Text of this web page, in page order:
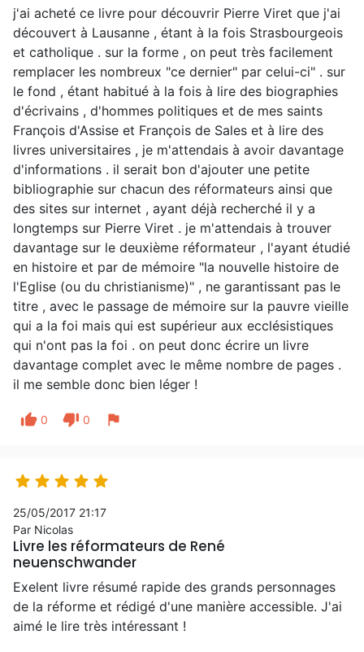
j'ai acheté ce livre pour découvrir Pierre Viret que j'ai
découvert à Lausanne , étant à la fois Strasbourgeois
et catholique . sur la forme , on peut très facilement
remplacer les nombreux "ce dernier" par celui-ci" . sur
le fond , étant habitué à la fois à lire des biographies
d'écrivains , d'hommes politiques et de mes saints
François d'Assise et François de Sales et à lire des
livres universitaires , je m'attendais à avoir davantage
d'informations . il serait bon d'ajouter une petite
bibliographie sur chacun des réformateurs ainsi que
des sites sur internet , ayant déjà recherché il y a
longtemps sur Pierre Viret . je m'attendais à trouver
davantage sur le deuxième réformateur , l'ayant étudié
en histoire et par de mémoire "la nouvelle histoire de
l'Eglise (ou du christianisme)" , ne garantissant pas le
titre , avec le passage de mémoire sur la pauvre vieille
qui a la foi mais qui est supérieur aux ecclésistiques
qui n'ont pas la foi . on peut donc écrire un livre
davantage complet avec le même nombre de pages .
il me semble donc bien léger !
thumb_up 0 thumb_down 0 flag
    
25/05/2017 21:17
Par Nicolas
Livre les réformateurs de René
neuenschwander
Exelent livre résumé rapide des grands personnages
de la réforme et rédigé d'une manière accessible. J'ai
aimé le lire très intéressant !